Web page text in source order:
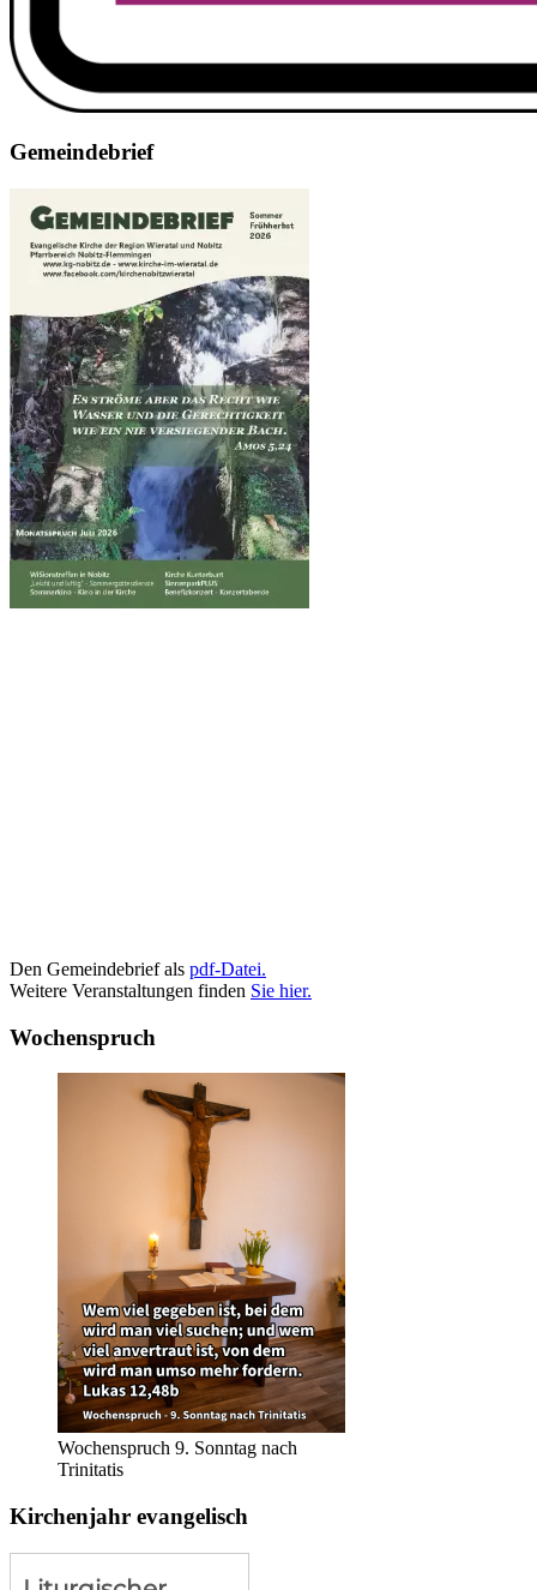
Gemeindebrief
Den Gemeindebrief als pdf-Datei.
Weitere Veranstaltungen finden Sie hier.
Wochenspruch
Wochenspruch 9. Sonntag nach
Trinitatis
Kirchenjahr evangelisch